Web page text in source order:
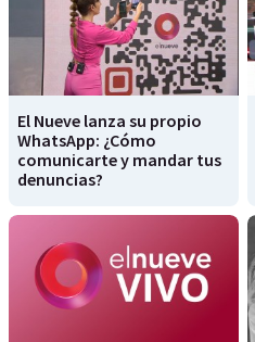
El Nueve lanza su propio
WhatsApp: ¿Cómo
comunicarte y mandar tus
denuncias?